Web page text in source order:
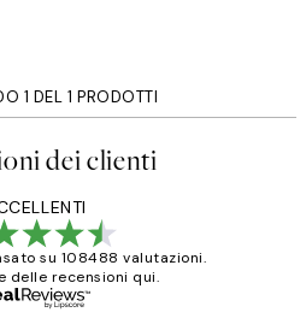
1 DEL 1 PRODOTTI
dei clienti
su 108488 valutazioni.
delle recensioni qui.